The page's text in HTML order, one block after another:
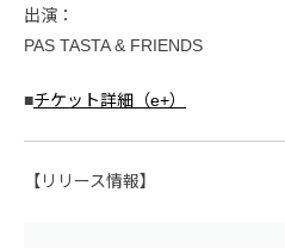
出演：
PAS TASTA & FRIENDS
■チケット詳細（e+）
【リリース情報】